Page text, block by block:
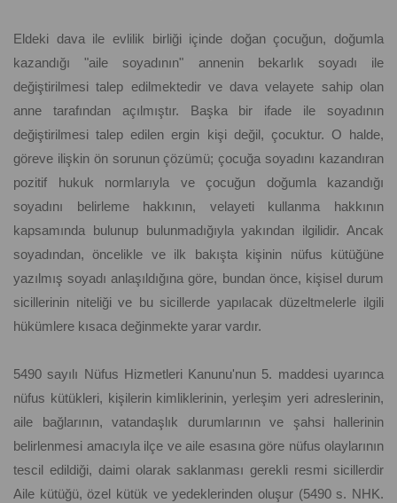
Eldeki dava ile evlilik birliği içinde doğan çocuğun, doğumla
kazandığı "aile soyadının" annenin bekarlık soyadı ile
değiştirilmesi talep edilmektedir ve dava velayete sahip olan
anne tarafından açılmıştır. Başka bir ifade ile soyadının
değiştirilmesi talep edilen ergin kişi değil, çocuktur. O halde,
göreve ilişkin ön sorunun çözümü; çocuğa soyadını kazandıran
pozitif hukuk normlarıyla ve çocuğun doğumla kazandığı
soyadını belirleme hakkının, velayeti kullanma hakkının
kapsamında bulunup bulunmadığıyla yakından ilgilidir. Ancak
soyadından, öncelikle ve ilk bakışta kişinin nüfus kütüğüne
yazılmış soyadı anlaşıldığına göre, bundan önce, kişisel durum
sicillerinin niteliği ve bu sicillerde yapılacak düzeltmelerle ilgili
hükümlere kısaca değinmekte yarar vardır.
5490 sayılı Nüfus Hizmetleri Kanunu'nun 5. maddesi uyarınca
nüfus kütükleri, kişilerin kimliklerinin, yerleşim yeri adreslerinin,
aile bağlarının, vatandaşlık durumlarının ve şahsi hallerinin
belirlenmesi amacıyla ilçe ve aile esasına göre nüfus olaylarının
tescil edildiği, daimi olarak saklanması gerekli resmi sicillerdir
Aile kütüğü, özel kütük ve yedeklerinden oluşur (5490 s. NHK.